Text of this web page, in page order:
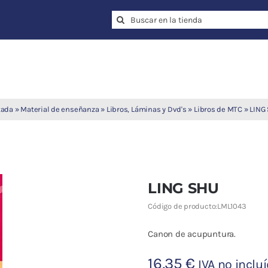
Search
» Material de enseñanza » Libros, Láminas y Dvd's » Libros de MTC » LING
LING SHU
Código de producto:LML1043
Canon de acupuntura.
16,35€ IVA no